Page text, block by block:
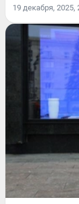
19 декабря, 2025,